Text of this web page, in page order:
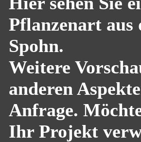
Pflanzenart
Spohn.
Weitere
anderen
Anfrage.
Ihr Projekt